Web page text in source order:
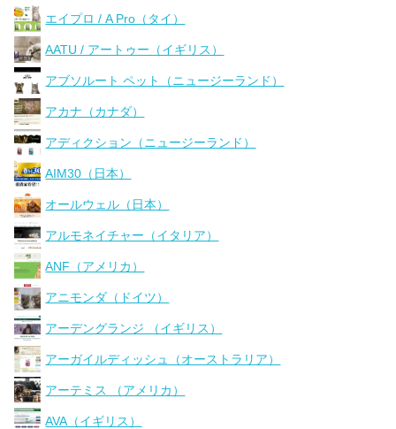
エイプロ / A Pro（タイ）
AATU / アートゥー（イギリス）
アブソルート ペット（ニュージーランド）
アカナ（カナダ）
アディクション（ニュージーランド）
AIM30（日本）
オールウェル（日本）
アルモネイチャー（イタリア）
ANF（アメリカ）
アニモンダ（ドイツ）
アーデングランジ （イギリス）
アーガイルディッシュ（オーストラリア）
アーテミス （アメリカ）
AVA（イギリス）